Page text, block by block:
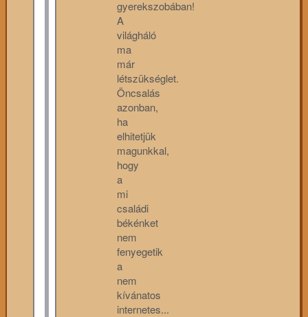
gyerekszobában!
A
világháló
ma
már
létszükséglet.
Öncsalás
azonban,
ha
elhitetjük
magunkkal,
hogy
a
mi
családi
békénket
nem
fenyegetik
a
nem
kívánatos
internetes...